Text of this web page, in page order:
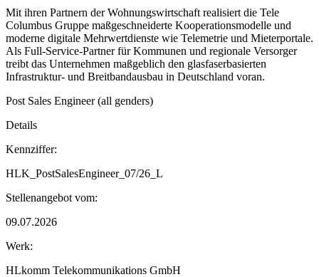
Mit ihren Partnern der Wohnungswirtschaft realisiert die Tele
Columbus Gruppe maßgeschneiderte Kooperationsmodelle und
moderne digitale Mehrwertdienste wie Telemetrie und Mieterportale.
Als Full-Service-Partner für Kommunen und regionale Versorger
treibt das Unternehmen maßgeblich den glasfaserbasierten
Infrastruktur- und Breitbandausbau in Deutschland voran.
Post Sales Engineer (all genders)
Details
Kennziffer:
HLK_PostSalesEngineer_07/26_L
Stellenangebot vom:
09.07.2026
Werk:
HLkomm Telekommunikations GmbH